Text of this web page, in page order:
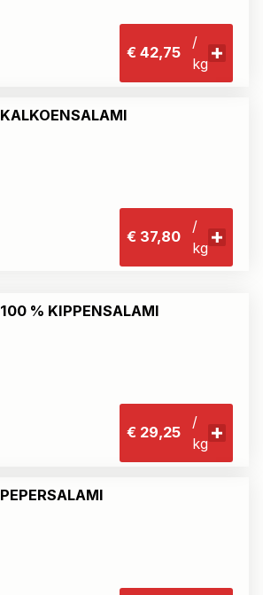
€ 42,75
/
kg
KALKOENSALAMI
€ 37,80
/
kg
100 % KIPPENSALAMI
€ 29,25
/
kg
PEPERSALAMI